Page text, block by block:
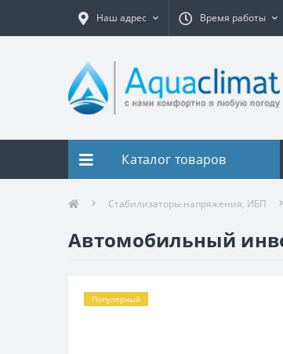
Наш адрес Время работы
Каталог товаров
Стабилизаторы напряжения, ИБП
Автомобильный
Популярный